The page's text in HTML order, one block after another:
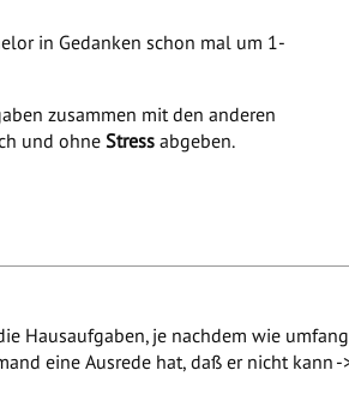
in Gedanken schon mal um 1-
zusammen mit den anderen
und ohneStress abgeben.
Hausaufgaben, je nachdem wie
eine Ausrede hat, daß er nicht kann